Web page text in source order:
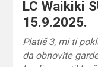
LC Waikiki
15.9.2025.
Platiš 3, mi ti
da obnovite